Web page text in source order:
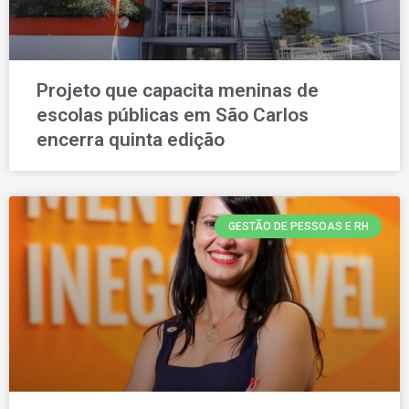
Projeto que capacita meninas de
escolas públicas em São Carlos
encerra quinta edição
GESTÃO DE PESSOAS E RH